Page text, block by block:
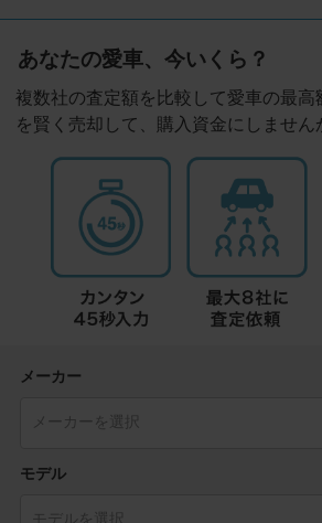
あなたの愛車、今いくら？
複数社の査定額を比較して愛車の最高
を賢く売却して、購入資金にしません
メーカー
モデル